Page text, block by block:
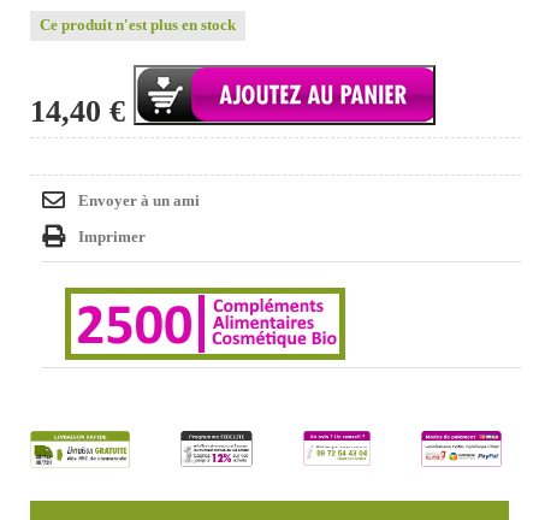
Ce produit n'est plus en stock
14,40 €
Envoyer à un ami
Imprimer